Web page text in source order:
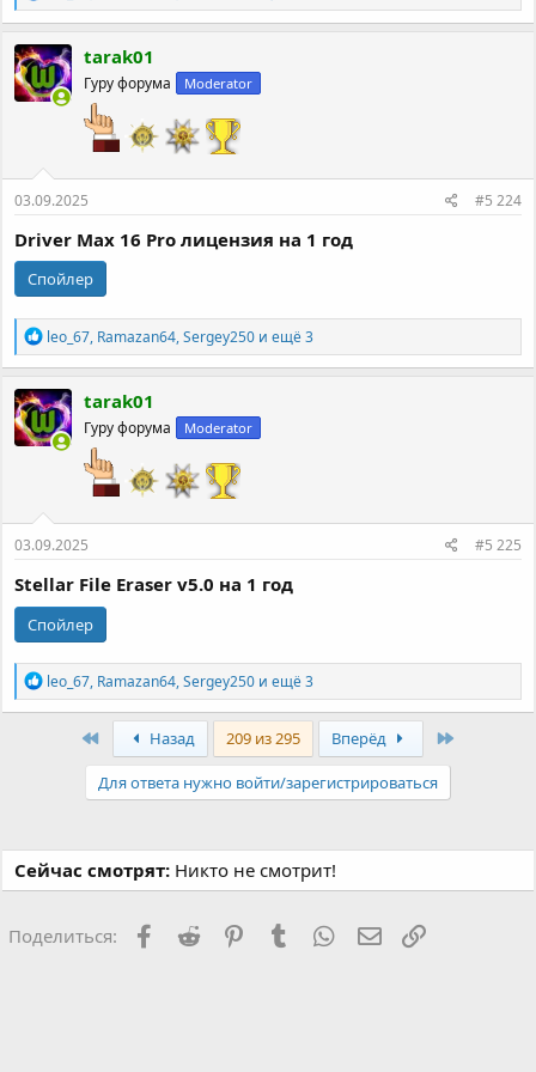
е
а
к
ц
и
и
tarak01
Гуру форума Moderator
03.09.2025 #5 224
Driver Max 16 Pro лицензия на 1 год
Спойлер
Р
е
а
к
ц
и
и
leo_67, Ramazan64,Sergey250 и ещё 3
tarak01
Гуру форума Moderator
03.09.2025 #5 225
Stellar File Eraser v5.0 на 1 год
Спойлер
Р
е
а
leo_67, Ramazan64,Sergey250 и ещё 3
ПервыйНазад 209 из 295 Вперёд
Для ответа нужно войти/зарегистрироваться
Сейчас смотрят: Никто не смотрит!
Поделиться: Facebook
Reddit PinterestTumblr WhatsAppЭлектронная